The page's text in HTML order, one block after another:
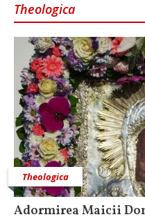
Theologica
Theologica
Adormirea Maicii